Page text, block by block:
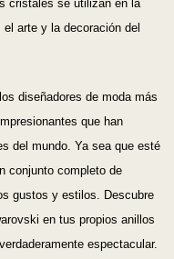
cristales se utilizan en la
arte y la decoración del
diseñadores de moda más
que han
del mundo. Ya sea que esté
conjunto completo de
gustos y estilos. Descubre
en tus propios anillos
espectacular.